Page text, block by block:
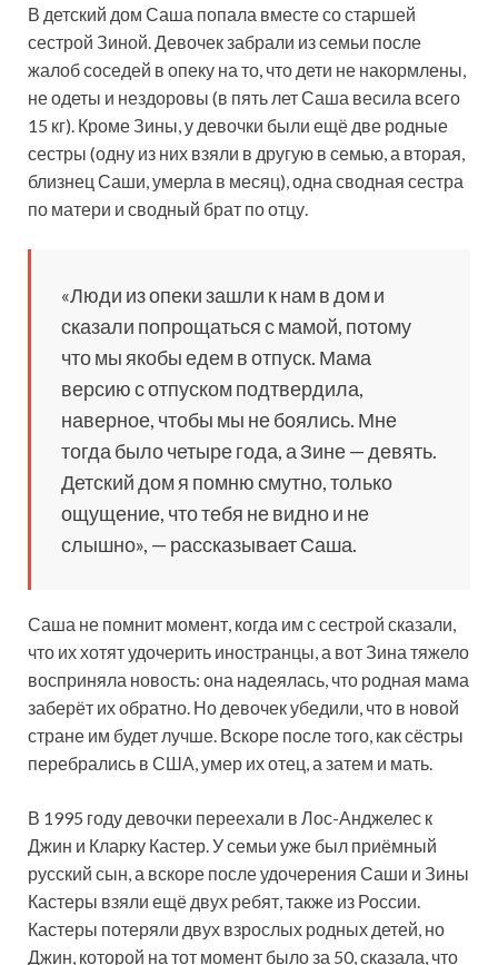
В детский дом Саша попала вместе со старшей
сестрой Зиной. Девочек забрали из семьи после
жалоб соседей в опеку на то, что дети не накормлены,
не одеты и нездоровы (в пять лет Саша весила всего
15 кг). Кроме Зины, у девочки были ещё две родные
сестры (одну из них взяли в другую в семью, а вторая,
близнец Саши, умерла в месяц), одна сводная сестра
по матери и сводный брат по отцу.
«Люди из опеки зашли к нам в дом и
сказали попрощаться с мамой, потому
что мы якобы едем в отпуск. Мама
версию с отпуском подтвердила,
наверное, чтобы мы не боялись. Мне
тогда было четыре года, а Зине — девять.
Детский дом я помню смутно, только
ощущение, что тебя не видно и не
слышно», — рассказывает Саша.
Саша не помнит момент, когда им с сестрой сказали,
что их хотят удочерить иностранцы, а вот Зина тяжело
восприняла новость: она надеялась, что родная мама
заберёт их обратно. Но девочек убедили, что в новой
стране им будет лучше. Вскоре после того, как сёстры
перебрались в США, умер их отец, а затем и мать.
В 1995 году девочки переехали в Лос-Анджелес к
Джин и Кларку Кастер. У семьи уже был приёмный
русский сын, а вскоре после удочерения Саши и Зины
Кастеры взяли ещё двух ребят, также из России.
Кастеры потеряли двух взрослых родных детей, но
Джин, которой на тот момент было за 50, сказала, что